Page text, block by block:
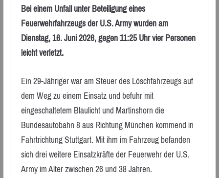
Bei einem Unfall unter Beteiligung eines
Feuerwehrfahrzeugs der U.S. Army wurden am
Dienstag, 16. Juni 2026, gegen 11:25 Uhr vier Personen
leicht verletzt.
Ein 29-Jähriger war am Steuer des Löschfahrzeugs auf
dem Weg zu einem Einsatz und befuhr mit
eingeschaltetem Blaulicht und Martinshorn die
Bundesautobahn 8 aus Richtung München kommend in
Fahrtrichtung Stuttgart. Mit ihm im Fahrzeug befanden
sich drei weitere Einsatzkräfte der Feuerwehr der U.S.
Army im Alter zwischen 26 und 38 Jahren.